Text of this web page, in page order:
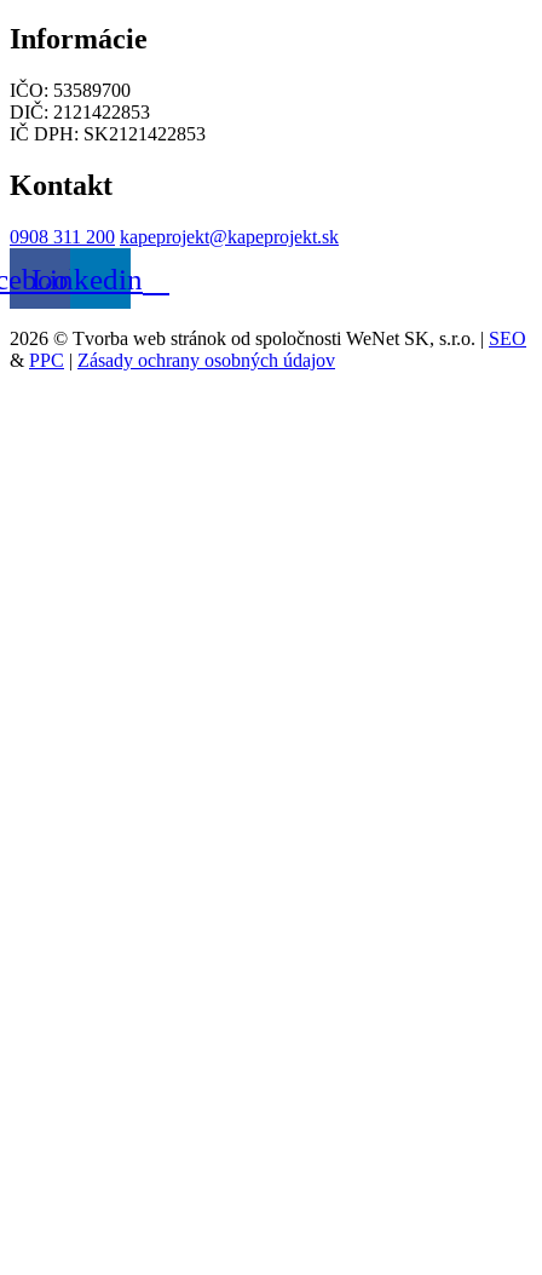
Informácie
IČO: 53589700
DIČ: 2121422853
IČ DPH: SK2121422853
Kontakt
0908 311 200 kapeprojekt@kapeprojekt.sk
Linkedin
2026 © Tvorba web stránok od spoločnosti WeNet SK, s.r.o. | SEO
& PPC | Zásady ochrany osobných údajov